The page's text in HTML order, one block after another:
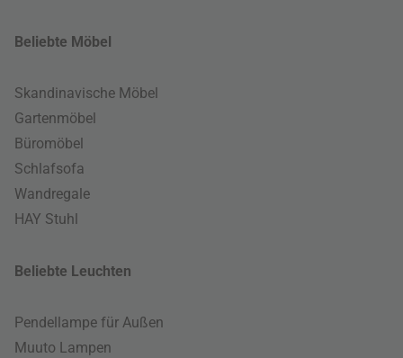
Beliebte Möbel
Skandinavische Möbel
Gartenmöbel
Büromöbel
Schlafsofa
Wandregale
HAY Stuhl
Beliebte Leuchten
Pendellampe für Außen
Muuto Lampen